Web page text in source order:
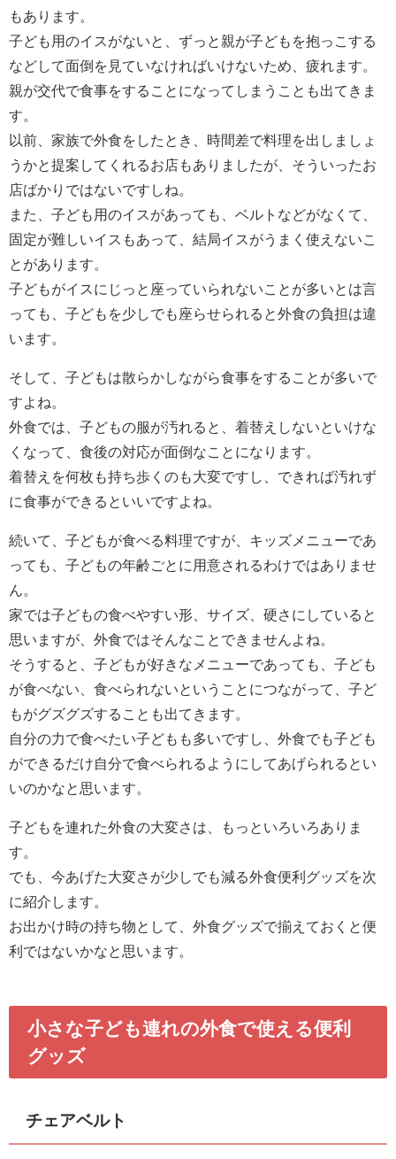
もあります。
子ども用のイスがないと、ずっと親が子どもを抱っこする
などして面倒を見ていなければいけないため、疲れます。
親が交代で食事をすることになってしまうことも出てきま
す。
以前、家族で外食をしたとき、時間差で料理を出しましょ
うかと提案してくれるお店もありましたが、そういったお
店ばかりではないですしね。
また、子ども用のイスがあっても、ベルトなどがなくて、
固定が難しいイスもあって、結局イスがうまく使えないこ
とがあります。
子どもがイスにじっと座っていられないことが多いとは言
っても、子どもを少しでも座らせられると外食の負担は違
います。
そして、子どもは散らかしながら食事をすることが多いで
すよね。
外食では、子どもの服が汚れると、着替えしないといけな
くなって、食後の対応が面倒なことになります。
着替えを何枚も持ち歩くのも大変ですし、できれば汚れず
に食事ができるといいですよね。
続いて、子どもが食べる料理ですが、キッズメニューであ
っても、子どもの年齢ごとに用意されるわけではありませ
ん。
家では子どもの食べやすい形、サイズ、硬さにしていると
思いますが、外食ではそんなことできませんよね。
そうすると、子どもが好きなメニューであっても、子ども
が食べない、食べられないということにつながって、子ど
もがグズグズすることも出てきます。
自分の力で食べたい子どもも多いですし、外食でも子ども
ができるだけ自分で食べられるようにしてあげられるとい
いのかなと思います。
子どもを連れた外食の大変さは、もっといろいろありま
す。
でも、今あげた大変さが少しでも減る外食便利グッズを次
に紹介します。
お出かけ時の持ち物として、外食グッズで揃えておくと便
利ではないかなと思います。
小さな子ども連れの外食で使える便利
グッズ
チェアベルト